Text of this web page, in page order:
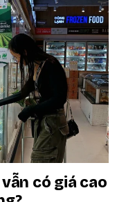
có giá cao